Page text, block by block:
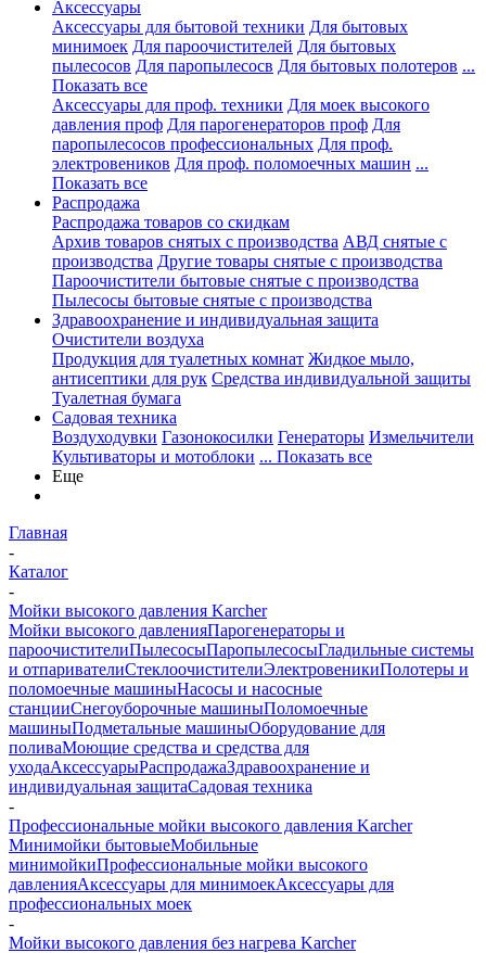
Аксессуары
Аксессуары для бытовой техники Для бытовых
минимоек Для пароочистителей Для бытовых
пылесосов Для паропылесосв Для бытовых полотеров ...
Показать все
Аксессуары для проф. техники Для моек высокого
давления проф Для парогенераторов проф Для
паропылесосов профессиональных Для проф.
электровеников Для проф. поломоечных машин ...
Показать все
Распродажа
Распродажа товаров со скидкам
Архив товаров снятых с производства АВД снятые с
производства Другие товары снятые с производства
Пароочистители бытовые снятые с производства
Пылесосы бытовые снятые с производства
Здравоохранение и индивидуальная защита
Очистители воздуха
Продукция для туалетных комнат Жидкое мыло,
антисептики для рук Средства индивидуальной защиты
Туалетная бумага
Садовая техника
Воздуходувки Газонокосилки Генераторы Измельчители
Культиваторы и мотоблоки ... Показать все
Еще
Главная
-
Каталог
-
Мойки высокого давления Karcher
Мойки высокого давленияПарогенераторы и
пароочистителиПылесосыПаропылесосыГладильные системы
и отпаривателиСтеклоочистителиЭлектровеникиПолотеры и
поломоечные машиныНасосы и насосные
станцииСнегоуборочные машиныПоломоечные
машиныПодметальные машиныОборудование для
поливаМоющие средства и средства для
уходаАксессуарыРаспродажаЗдравоохранение и
индивидуальная защитаСадовая техника
-
Профессиональные мойки высокого давления Karcher
Минимойки бытовыеМобильные
минимойкиПрофессиональные мойки высокого
давленияАксессуары для минимоекАксессуары для
профессиональных моек
-
Мойки высокого давления без нагрева Karcher